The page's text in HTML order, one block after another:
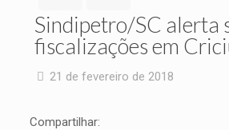
Sindipetro/SC alerta
fiscalizações em
21 de fevereiro de 2018
Compartilhar: